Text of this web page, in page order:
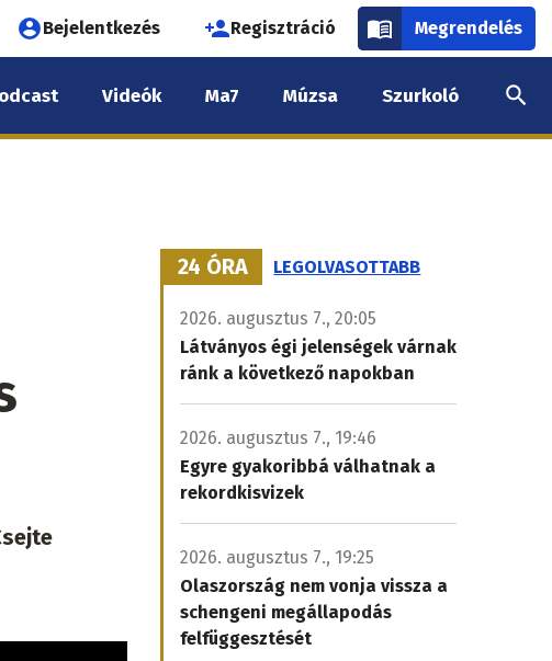
Felhasználói
Bejelentkezés Regisztráció Megrendelés
Videók Ma7 Múzsa Szurkoló
24 ÓRA LEGOLVASOTTABB
2026. augusztus 7., 20:05
Látványos égi jelenségek várnak
ránk a következő napokban
2026. augusztus 7., 19:46
Egyre gyakoribbá válhatnak a
rekordkisvizek
2026. augusztus 7., 19:25
Olaszország nem vonja vissza a
schengeni megállapodás
felfüggesztését